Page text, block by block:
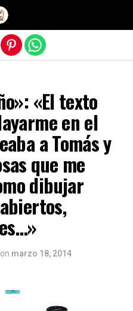
«El texto
en el
a Tomás y
que me
dibujar
on marzo 18, 2014
móvil